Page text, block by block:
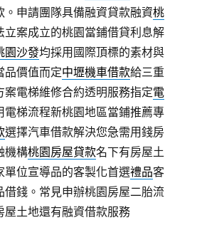
。申請團隊具備融資貸款融資桃
立案成立的桃園當鋪借貸利息解
園沙發均採用國際頂標的素材與
品價值而定中壢機車借款給三重
案電梯維修合約透明服務指定電
電梯流程新桃園地區當鋪推薦專
選擇汽車借款解決您急需用錢房
機構桃園房屋貸款名下有房屋土
單位宣導品的客製化首選禮品客
借錢。常見申辦桃園房屋二胎流
屋土地還有融資借款服務